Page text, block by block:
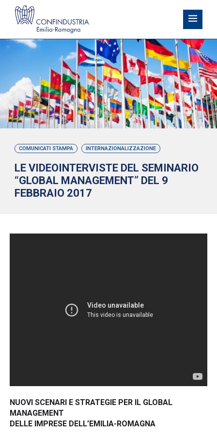
COMUNICATI STAMPA INTERNAZIONALIZZAZIONE
LE VIDEOINTERVISTE DEL SEMINARIO
“GLOBAL MANAGEMENT” DEL 9
FEBBRAIO 2017
NUOVI SCENARI E STRATEGIE PER IL GLOBAL
MANAGEMENT
DELLE IMPRESE DELL’EMILIA-ROMAGNA